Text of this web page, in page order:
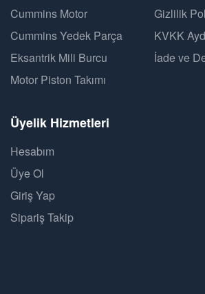
Cummins Motor
Cummins Yedek Parça
Eksantrik Mili Burcu
Motor Piston Takımı
Gizlilik
KVKK
İade ve
Üyelik Hizmetleri
Hesabım
Üye Ol
Giriş Yap
Sipariş Takip